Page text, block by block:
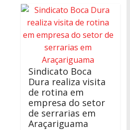
Sindicato Boca
Dura realiza visita
de rotina em
empresa do setor
de serrarias em
Araçariguama